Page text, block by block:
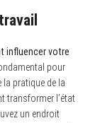
influencer votre
pour
la pratique de la
transformer l’état
un endroit